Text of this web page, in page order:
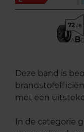
72
ABC
Deze band is
met een
In de categorie